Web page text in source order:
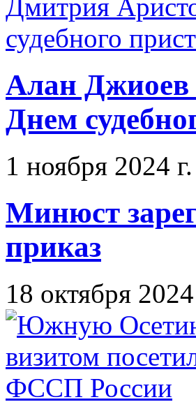
Алан Джиоев
Днем
1 ноября 2024 г.
Минюст
приказ
18 октября 2024